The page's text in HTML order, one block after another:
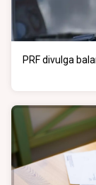
PRF divulga